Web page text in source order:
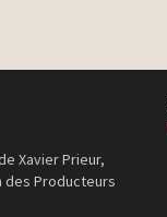
Xavier Prieur,
des Producteurs